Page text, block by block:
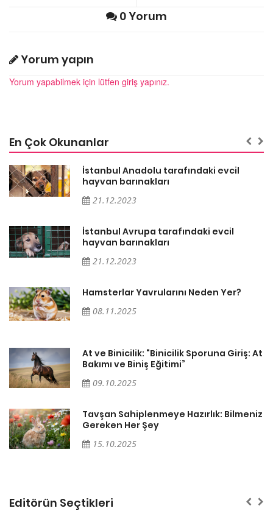
0 Yorum
Yorum yapın
Yorum yapabilmek için lütfen giriş yapınız.
En Çok Okunanlar
İstanbul Anadolu tarafındaki evcil
hayvan barınakları
21.12.2023
İstanbul Avrupa tarafındaki evcil
hayvan barınakları
21.12.2023
Hamsterlar Yavrularını Neden Yer?
08.11.2025
At ve Binicilik: “Binicilik Sporuna Giriş: At
Bakımı ve Biniş Eğitimi”
09.10.2025
Tavşan Sahiplenmeye Hazırlık: Bilmeniz
Gereken Her Şey
15.10.2025
Editörün Seçtikleri